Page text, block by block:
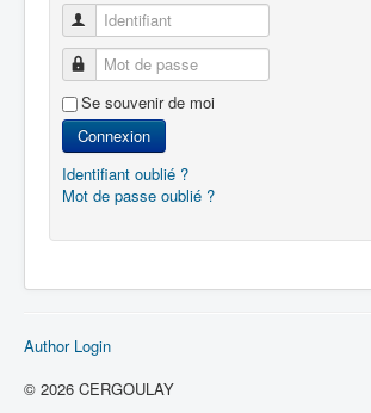
Identifiant
Mot de passe
Se souvenir de moi
Connexion
Identifiant oublié ?
Mot de passe oublié ?
Author Login
© 2026 CERGOULAY